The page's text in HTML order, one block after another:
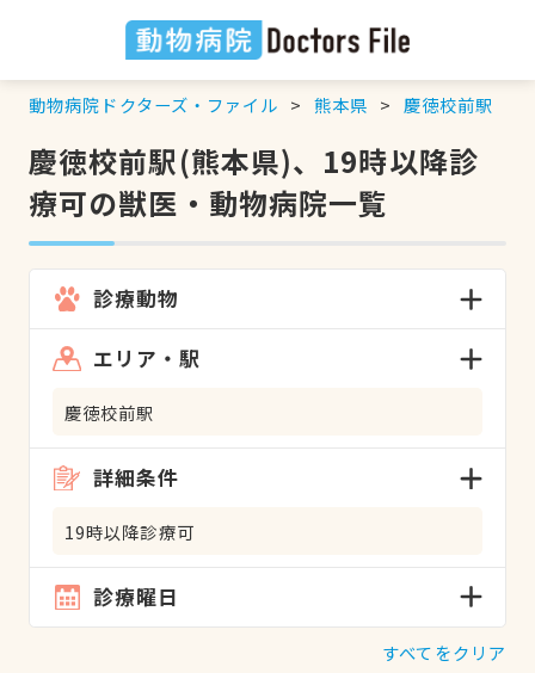
動物病院ドクターズ・ファイル 熊本県 慶徳校前駅
慶徳校前駅(熊本県)、19時以降診
療可の獣医・動物病院一覧
診療動物
エリア・駅
慶徳校前駅
詳細条件
19時以降診療可
診療曜日
すべてをクリア